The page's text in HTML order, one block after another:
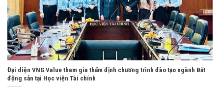
Đại diện VNG Value tham gia thẩm định chương trình đào tạo ngành Bất
động sản tại Học viện Tài chính